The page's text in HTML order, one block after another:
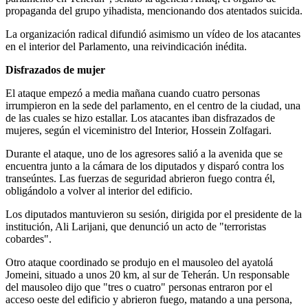
propaganda del grupo yihadista, mencionando dos atentados suicida.
La organización radical difundió asimismo un vídeo de los atacantes
en el interior del Parlamento, una reivindicación inédita.
Disfrazados de mujer
El ataque empezó a media mañana cuando cuatro personas
irrumpieron en la sede del parlamento, en el centro de la ciudad, una
de las cuales se hizo estallar. Los atacantes iban disfrazados de
mujeres, según el viceministro del Interior, Hossein Zolfagari.
Durante el ataque, uno de los agresores salió a la avenida que se
encuentra junto a la cámara de los diputados y disparó contra los
transeúntes. Las fuerzas de seguridad abrieron fuego contra él,
obligándolo a volver al interior del edificio.
Los diputados mantuvieron su sesión, dirigida por el presidente de la
institución, Ali Larijani, que denunció un acto de "terroristas
cobardes".
Otro ataque coordinado se produjo en el mausoleo del ayatolá
Jomeini, situado a unos 20 km, al sur de Teherán. Un responsable
del mausoleo dijo que "tres o cuatro" personas entraron por el
acceso oeste del edificio y abrieron fuego, matando a una persona,